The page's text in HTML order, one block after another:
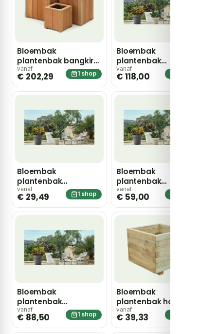
Bloembak
plantenbak bangkirai
vierkant set
vanaf
€ 202,29 1 shop
Bloembak
plantenbak
bloempot rond
100cm
vanaf
€ 118,00
Bloembak
plantenbak
bloempot rond 48cm
vanaf
€ 29,49 1 shop
Bloembak
plantenbak
bloempot rond 60cm
vanaf
€ 59,00
Bloembak
plantenbak
bloempot rond 80cm
vanaf
€ 88,50 1 shop
Bloembak
plantenbak hout
vierkant grenen
40x35x40cm
vanaf
€ 39,33